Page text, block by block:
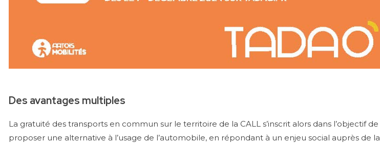
Des avantages multiples
La gratuité des transports en commun sur le territoire de la CALL s’inscrit alors dans l’objectif de
proposer une alternative à l’usage de l’automobile, en répondant à un enjeu social auprès de la